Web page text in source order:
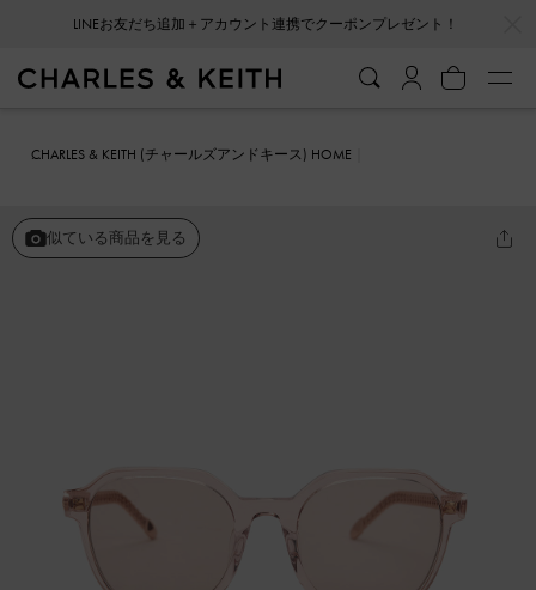
LINEお友だち追加＋アカウント連携でクーポンプレゼント！
CHARLES & KEITH (チャールズアンドキース) HOME
似ている商品を見る